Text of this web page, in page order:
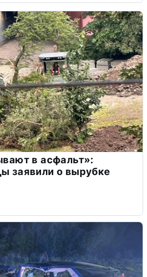
в асфальт»:
заявили о вырубке